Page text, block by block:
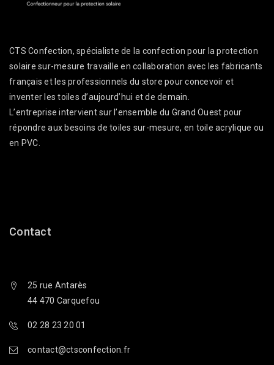
CTS Confection, spécialiste de la confection pour la protection
solaire sur-mesure travaille en collaboration avec les fabricants
français et les professionnels du store pour concevoir et
inventer les toiles d’aujourd’hui et de demain.
L’entreprise intervient sur l’ensemble du Grand Ouest pour
répondre aux besoins de toiles sur-mesure, en toile acrylique ou
en PVC.
Contact
25 rue Antarès
44 470 Carquefou
02 28 23 20 01
contact@ctsconfection.fr